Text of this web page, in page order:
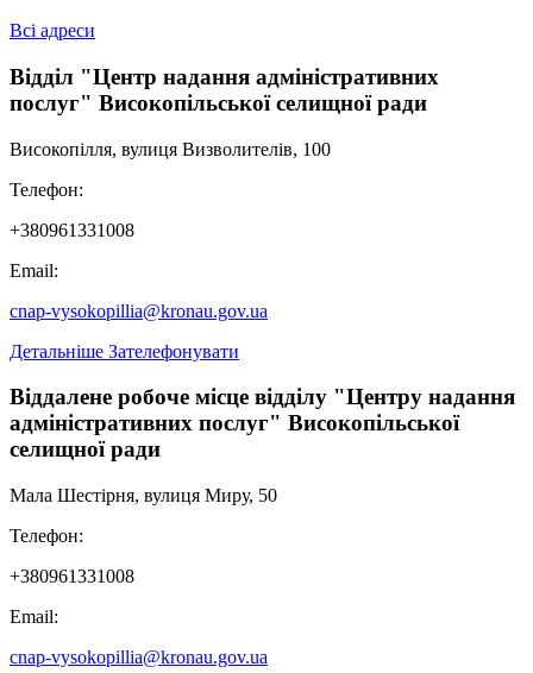
Всі адреси
Відділ "Центр надання адміністративних
послуг" Високопільської селищної ради
Високопілля, вулиця Визволителів, 100
Телефон:
+380961331008
Email:
cnap-vysokopillia@kronau.gov.ua
Детальніше Зателефонувати
Віддалене робоче місце відділу "Центру надання
адміністративних послуг" Високопільської
селищної ради
Мала Шестірня, вулиця Миру, 50
Телефон:
+380961331008
Email:
cnap-vysokopillia@kronau.gov.ua